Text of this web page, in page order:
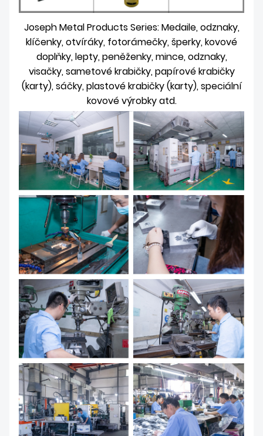
Joseph Metal Products Series: Medaile, odznaky,
klíčenky, otvíráky, fotorámečky, šperky, kovové
doplňky, lepty, peněženky, mince, odznaky,
visačky, sametové krabičky, papírové krabičky
(karty), sáčky, plastové krabičky (karty), speciální
kovové výrobky atd.